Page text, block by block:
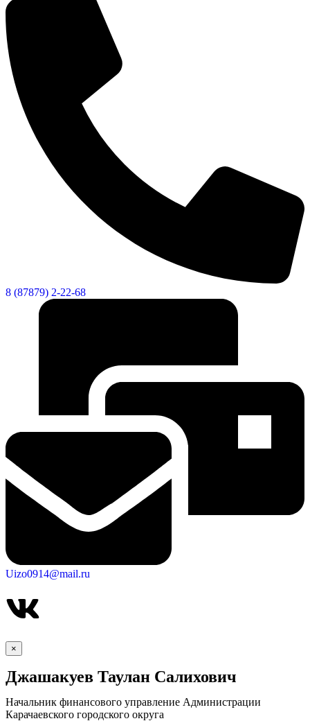
КСП КГО
8 (87879) 2-22-68
Uizo0914@mail.ru
×
Джашакуев Таулан Салихович
Начальник финансового управление Администрации
Карачаевского городского округа